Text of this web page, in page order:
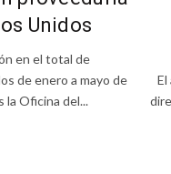
Unidos
en el total de
de enero a mayo de
la Oficina del...
El